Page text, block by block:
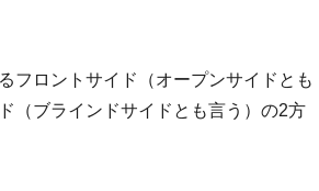
フロントサイド（オープンサイドとも
（ブラインドサイドとも言う）の2方